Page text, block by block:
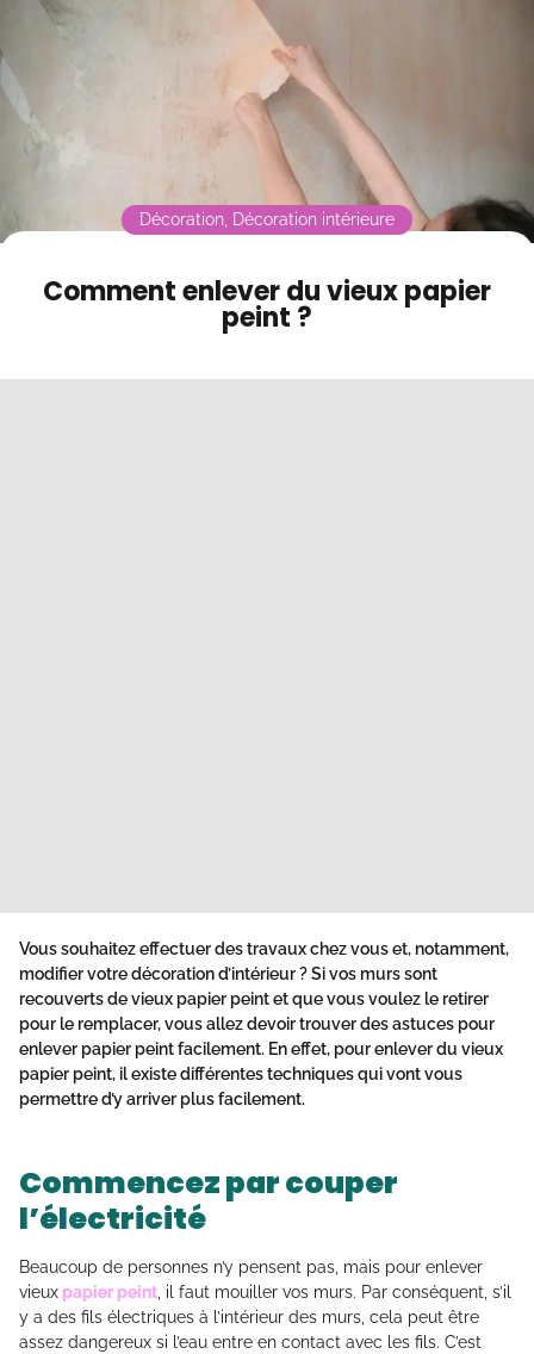
Contact
Comment enlever du vieux papier
peint ?
Décoration Décoration intérieure
Vous souhaitez effectuer des travaux chez vous et, notamment,
modifier votre décoration d’intérieur ? Si vos murs sont
recouverts de vieux papier peint et que vous voulez le retirer
pour le remplacer, vous allez devoir trouver des astuces pour
enlever papier peint facilement. En effet, pour enlever du vieux
papier peint, il existe différentes techniques qui vont vous
permettre d’y arriver plus facilement.
Commencez par couper
l’électricité
Beaucoup de personnes n’y pensent pas, mais pour enlever
vieux papier peint, il faut mouiller vos murs. Par conséquent, s’il
y a des fils électriques à l’intérieur des murs, cela peut être
assez dangereux si l’eau entre en contact avec les fils. C’est